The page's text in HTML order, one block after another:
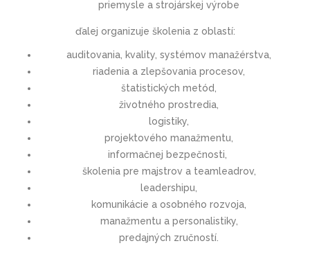
priemysle a strojárskej výrobe
ďalej organizuje školenia z oblastí:
auditovania, kvality, systémov manažérstva,
riadenia a zlepšovania procesov,
štatistických metód,
životného prostredia,
logistiky,
projektového manažmentu,
informačnej bezpečnosti,
školenia pre majstrov a teamleadrov,
leadershipu,
komunikácie a osobného rozvoja,
manažmentu a personalistiky,
predajných zručností.